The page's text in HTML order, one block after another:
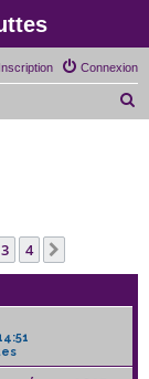
Connexion
Inscription
3 4